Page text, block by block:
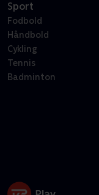
Sport
Fodbold
Håndbold
Cykling
Tennis
Badminton